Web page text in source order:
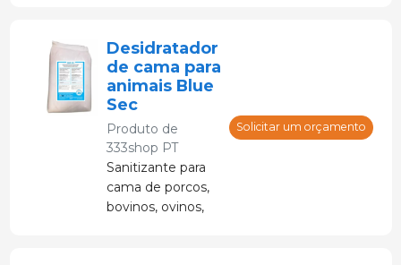
caprinos.
Desidratador
de cama para
animais Blue
Sec
Produto de
333shop PT
Sanitizante para
cama de porcos,
bovinos, ovinos,
Solicitar um orçamento